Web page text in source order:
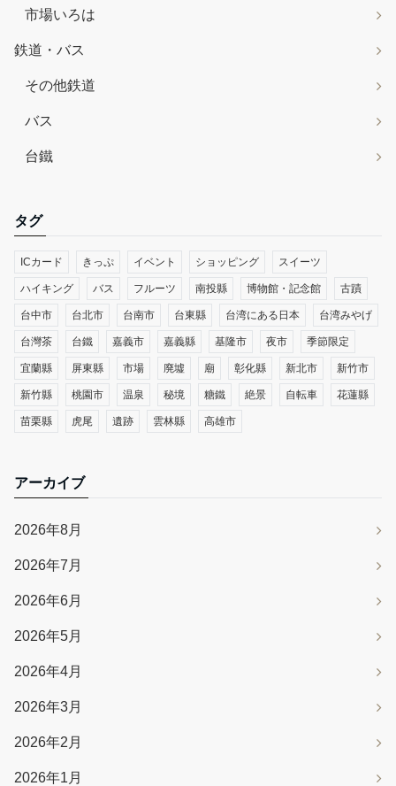
市場いろは
鉄道・バス
その他鉄道
バス
台鐵
タグ
ICカード きっぷ イベント ショッピング スイーツ
ハイキング バス フルーツ 南投縣 博物館・記念館 古蹟
台中市 台北市 台南市 台東縣 台湾にある日本 台湾みやげ
台灣茶 台鐵 嘉義市 嘉義縣 基隆市 夜市 季節限定
宜蘭縣 屏東縣 市場 廃墟 廟 彰化縣 新北市 新竹市
新竹縣 桃園市 温泉 秘境 糖鐵 絶景 自転車 花蓮縣
苗栗縣 虎尾 遺跡 雲林縣 高雄市
アーカイブ
2026年8月
2026年7月
2026年6月
2026年5月
2026年4月
2026年3月
2026年2月
2026年1月